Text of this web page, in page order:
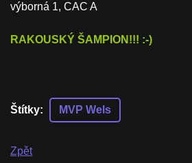
výborná 1, CAC A
RAKOUSKÝ ŠAMPION!!! :-)
Štítky: MVP Wels
Zpět